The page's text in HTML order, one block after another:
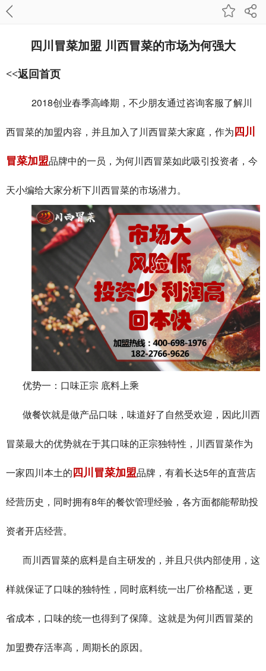
四川冒菜加盟 川西冒菜的市场为何强大
<<返回首页
2018创业春季高峰期，不少朋友通过咨询客服了解川
西冒菜的加盟内容，并且加入了川西冒菜大家庭，作为 四川
冒菜加盟品牌中的一员，为何川西冒菜如此吸引投资者，今
天小编给大家分析下川西冒菜的市场潜力。
优势一：口味正宗 底料上乘
做餐饮就是做产品口味，味道好了自然受欢迎，因此川西
冒菜最大的优势就在于其口味的正宗独特性，川西冒菜作为
一家四川本土的 四川冒菜加盟品牌，有着长达5年的直营店
经营历史，同时拥有8年的餐饮管理经验，各方面都能帮助投
资者开店经营。
而川西冒菜的底料是自主研发的，并且只供内部使用，这
样就保证了口味的独特性，同时底料统一出厂价格配送，更
省成本，口味的统一也得到了保障。这就是为何川西冒菜的
加盟费存活率高，周期长的原因。